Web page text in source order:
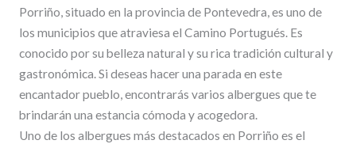
Porriño, situado en la provincia de Pontevedra, es uno de
los municipios que atraviesa el Camino Portugués. Es
conocido por su belleza natural y su rica tradición cultural y
gastronómica. Si deseas hacer una parada en este
encantador pueblo, encontrarás varios albergues que te
brindarán una estancia cómoda y acogedora.
Uno de los albergues más destacados en Porriño es el